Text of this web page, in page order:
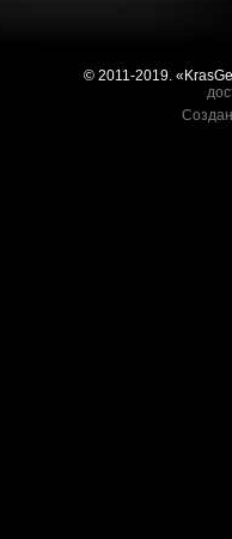
© 2011-2019.